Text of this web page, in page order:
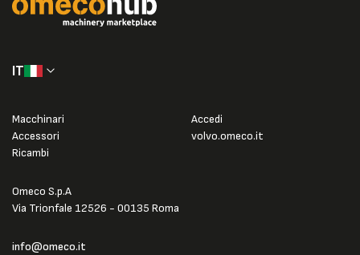
IT
Omeco S.p.A
Via Trionfale 12526 - 00135 Roma
info@omeco.it
Macchinari
Accessori
Ricambi
Accedi
volvo.omeco.it